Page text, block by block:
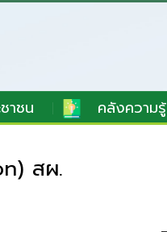
าชน คลังความรู้
สผ.